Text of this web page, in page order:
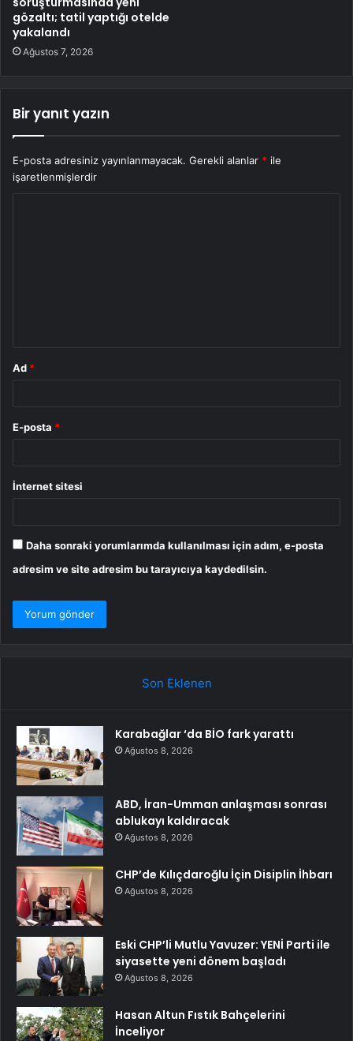
gözaltı; tatil yaptığı otelde
yakalandı
Ağustos 7, 2026
Bir yanıt yazın
E-posta adresiniz yayınlanmayacak. Gerekli alanlar * ile
işaretlenmişlerdir
Ad *
E-posta *
İnternet sitesi
Daha sonraki yorumlarımda kullanılması için adım, e-posta
adresim ve site adresim bu tarayıcıya kaydedilsin.
Son Eklenen
Karabağlar ‘da BİO fark yarattı
Ağustos 8, 2026
ABD, İran-Umman anlaşması sonrası
ablukayı kaldıracak
Ağustos 8, 2026
CHP’de Kılıçdaroğlu İçin Disiplin İhbarı
Ağustos 8, 2026
Eski CHP’li Mutlu Yavuzer: YENİ Parti ile
siyasette yeni dönem başladı
Ağustos 8, 2026
Hasan Altun Fıstık Bahçelerini
İnceliyor